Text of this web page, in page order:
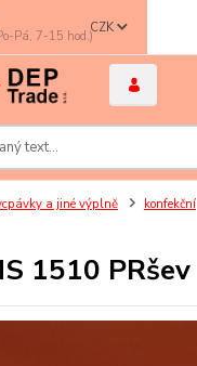
CZK
Pá, 7-15 hod.)
a jiné výplně konfekční
1510 PRšev